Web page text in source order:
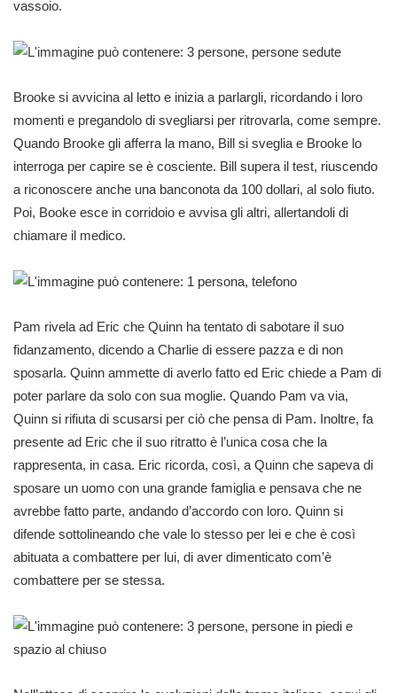
vassoio.
Brooke si avvicina al letto e inizia a parlargli, ricordando i loro
momenti e pregandolo di svegliarsi per ritrovarla, come sempre.
Quando Brooke gli afferra la mano, Bill si sveglia e Brooke lo
interroga per capire se è cosciente. Bill supera il test, riuscendo
a riconoscere anche una banconota da 100 dollari, al solo fiuto.
Poi, Booke esce in corridoio e avvisa gli altri, allertandoli di
chiamare il medico.
Pam rivela ad Eric che Quinn ha tentato di sabotare il suo
fidanzamento, dicendo a Charlie di essere pazza e di non
sposarla. Quinn ammette di averlo fatto ed Eric chiede a Pam di
poter parlare da solo con sua moglie. Quando Pam va via,
Quinn si rifiuta di scusarsi per ciò che pensa di Pam. Inoltre, fa
presente ad Eric che il suo ritratto è l’unica cosa che la
rappresenta, in casa. Eric ricorda, così, a Quinn che sapeva di
sposare un uomo con una grande famiglia e pensava che ne
avrebbe fatto parte, andando d’accordo con loro. Quinn si
difende sottolineando che vale lo stesso per lei e che è così
abituata a combattere per lui, di aver dimenticato com’è
combattere per se stessa.